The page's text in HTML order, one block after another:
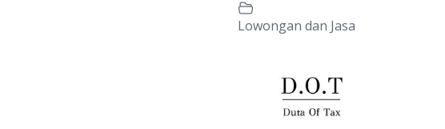
Lowongan dan Jasa